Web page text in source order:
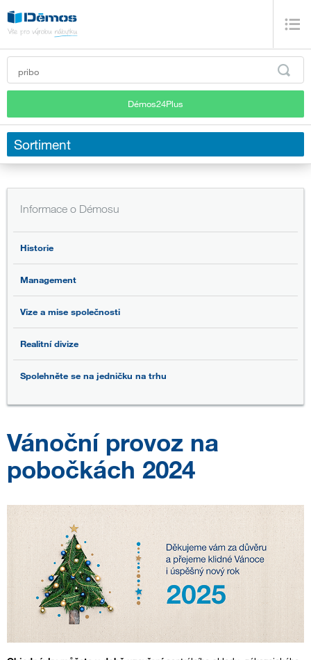
Démos24Plus
Sortiment
Informace o Démosu
Historie
Management
Vize a mise společnosti
Realitní divize
Spolehněte se na jedničku na trhu
Vánoční provoz na
pobočkách 2024